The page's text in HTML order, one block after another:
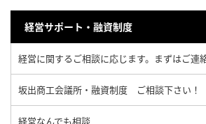
経営サポート・融資制度
経営に関するご相談に応じます。まずはご連
坂出商工会議所・融資制度 ご相談下さい！
経営なんでも相談